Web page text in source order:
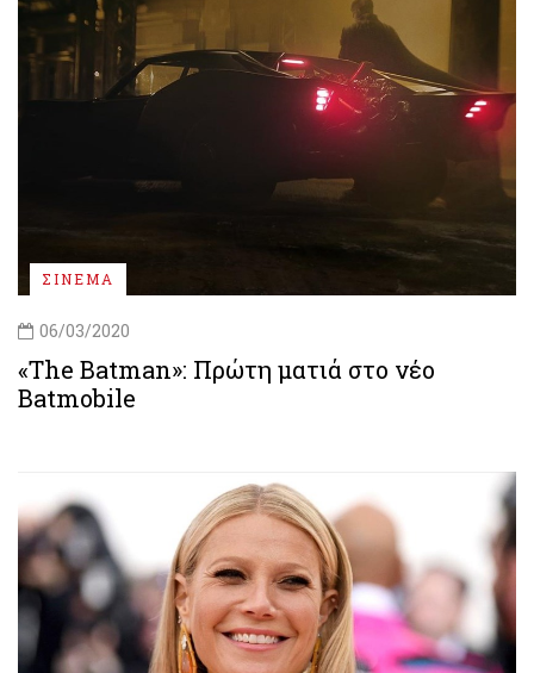
ΣΙΝΕΜΑ
06/03/2020
«The Batman»: Πρώτη ματιά στο νέο
Batmobile